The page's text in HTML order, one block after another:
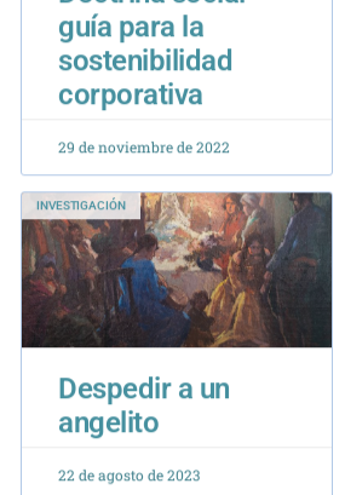
29 de noviembre de 2022
INVESTIGACIÓN
Despedir a un
angelito
22 de agosto de 2023
INVESTIGACIÓN